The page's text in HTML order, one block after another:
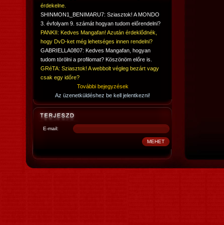
érdekelne.
SHINMON1_BENIMARU7: Sziasztok! A MONDO
3. évfolyam 9. számát hogyan tudom előrendelni?
PANKII: Kedves Mangafan! Azután érdeklődnék,
hogy DvD-ket még lehetséges innen rendelni?
GABRIELLA0807: Kedves Mangafan, hogyan
tudom törölni a profilomat? Köszönöm előre is.
GRéTA: Sziasztok! A webbolt végleg bezárt vagy
csak egy időre?
További bejegyzések
Az üzenetküldéshez be kell jelentkezni!
E-mail: